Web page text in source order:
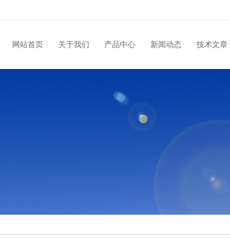
网站首页 关于我们 产品中心 新闻动态 技术文章